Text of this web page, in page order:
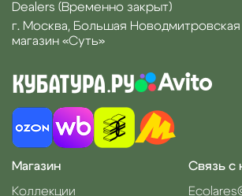
Dealers (Временно закрыт)
г. Москва, Большая Новодмитровская
магазин «Суть»
Магазин
Коллекции
Связь с